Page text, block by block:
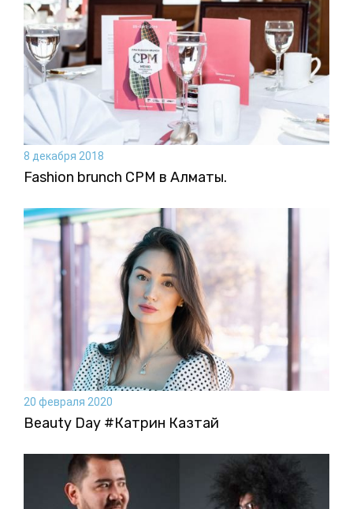
8 декабря 2018
Fashion brunch CPM в Алматы.
20 февраля 2020
Beauty Day #Катрин Казтай